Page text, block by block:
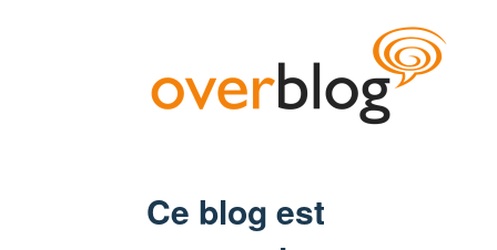
Ce blog est